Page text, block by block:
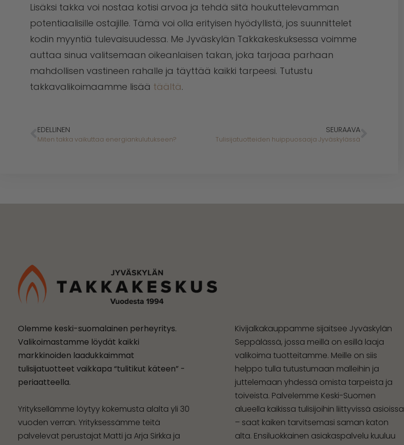
Lisäksi takka voi nostaa kotisi arvoa ja tehdä siitä houkuttelevamman
potentiaalisille ostajille. Tämä voi olla erityisen hyödyllistä, jos suunnittelet
kodin myyntiä tulevaisuudessa. Me Jyväskylän Takkakeskuksessa voimme
auttaa sinua valitsemaan oikeanlaisen takan, joka tarjoaa parhaan
mahdollisen vastineen rahalle ja täyttää kaikki tarpeesi. Tutustu
takkavalikoimaamme lisää täältä.
EDELLINEN
Miten takka vaikuttaa energiankulutukseen?
SEURAAVA
Tulisijatuotteiden huippuosaaja Jyväskylässä
Olemme keski-suomalainen perheyritys.
Valikoimastamme löydät kaikki
markkinoiden laadukkaimmat
tulisijatuotteet vaikkapa “tulitikut käteen” -
periaatteella.
Yrityksellämme löytyy kokemusta alalta yli 30
vuoden verran. Yrityksessämme teitä
palvelevat perustajat Matti ja Arja Sirkka ja
Kivijalkakauppamme sijaitsee Jyväskylän
Seppälässä, jossa meillä on esillä laaja
valikoima tuotteitamme. Meille on siis
helppo tulla tutustumaan malleihin ja
juttelemaan yhdessä omista tarpeista ja
toiveista. Palvelemme Keski-Suomen
alueella kaikissa tulisijoihin liittyvissä asioissa
– saat kaiken tarvitsemasi saman katon
alta. Ensiluokkainen asiakaspalvelu kuuluu